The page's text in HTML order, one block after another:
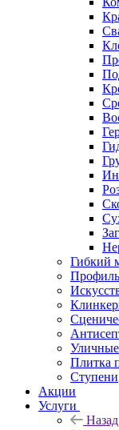
Гибкий
Профиль
Плитка
Ступени
Акции
Услуги
Назад